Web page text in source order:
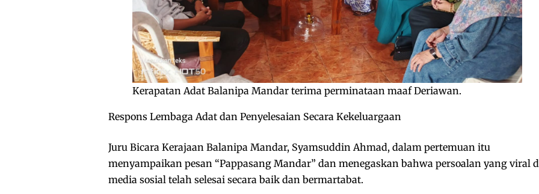
Kerapatan Adat Balanipa Mandar terima perminataan maaf Deriawan.
Respons Lembaga Adat dan Penyelesaian Secara Kekeluargaan
Juru Bicara Kerajaan Balanipa Mandar, Syamsuddin Ahmad, dalam pertemuan itu
menyampaikan pesan “Pappasang Mandar” dan menegaskan bahwa persoalan yang viral
media sosial telah selesai secara baik dan bermartabat.